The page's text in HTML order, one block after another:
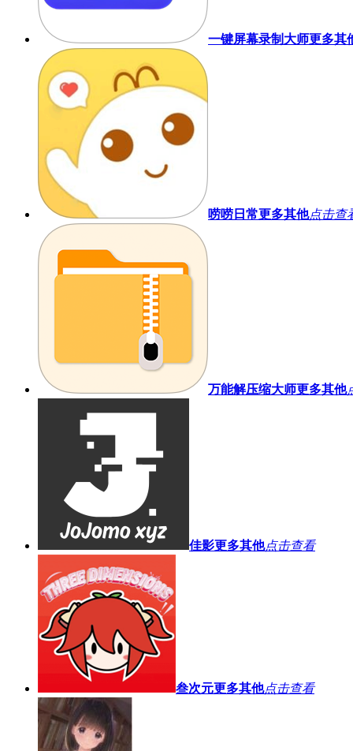
一键屏幕录制大师更多其
唠唠日常更多其他点击查
万能解压缩大师更多其他
佳影更多其他点击查看
叁次元更多其他点击查看